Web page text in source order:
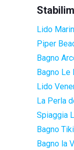
Lido
Piper
Bagno
Bagno Le
Lido
La Perla
Spiaggia
Bagno
Bagno la